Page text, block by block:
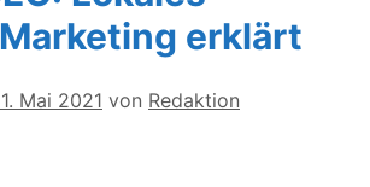
erklärt
Mai 2021 von Redaktion